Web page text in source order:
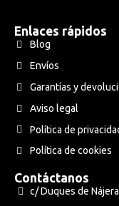
Enlaces rápidos
Blog
Envíos
Garantías y
Aviso legal
Política de
Política de cookies
Contáctanos
c/ Duques de